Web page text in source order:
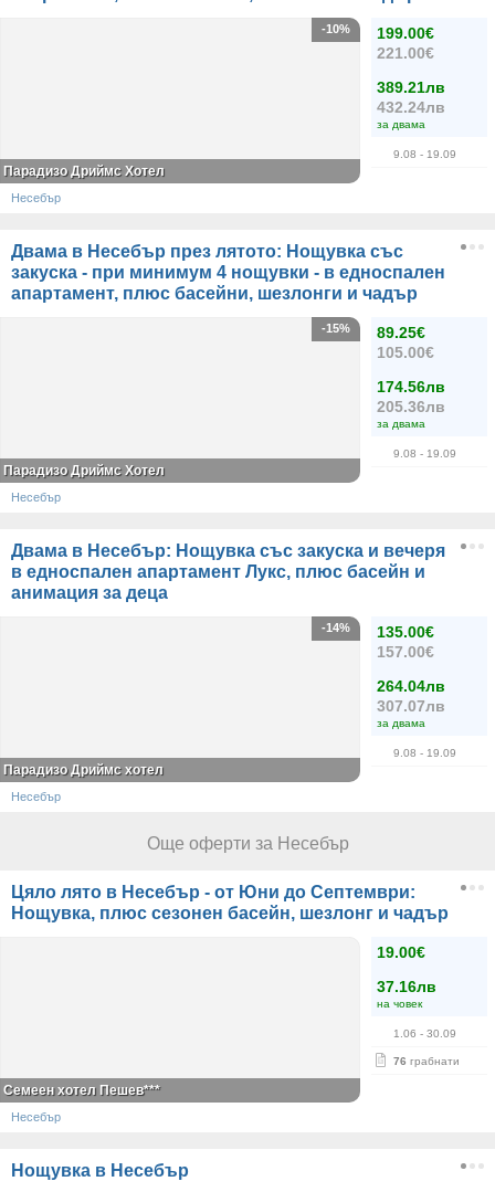
199.00€
221.00€
389.21лв
432.24лв
за двама
9.08 - 19.09
-10%
Парадизо Дриймс Хотел
Несебър
Двама в Несебър през лятото: Нощувка със
закуска - при минимум 4 нощувки - в едноспален
апартамент, плюс басейни, шезлонги и чадър
89.25€
105.00€
174.56лв
205.36лв
за двама
9.08 - 19.09
-15%
Парадизо Дриймс Хотел
Несебър
Двама в Несебър: Нощувка със закуска и вечеря
в едноспален апартамент Лукс, плюс басейн и
анимация за деца
135.00€
157.00€
264.04лв
307.07лв
за двама
9.08 - 19.09
-14%
Парадизо Дриймс хотел
Несебър
Още оферти за Несебър
Цяло лято в Несебър - от Юни до Септември:
Нощувка, плюс сезонен басейн, шезлонг и чадър
19.00€
37.16лв
на човек
1.06 - 30.09
76 грабнати
Семеен хотел Пешев***
Несебър
Нощувка в Несебър